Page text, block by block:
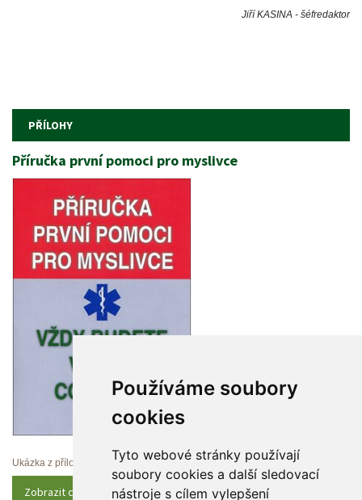
Používáme soubory
cookie
Tyto webové stránky používají
oubory cookies a další sledovací
nástroje s cílem vylepšení
Jiří KASINA - šéfredaktor
PŘÍLOHY
Příručka první pomoci pro myslivce
Ukázka z přílohy
Zobrazit celý obsah